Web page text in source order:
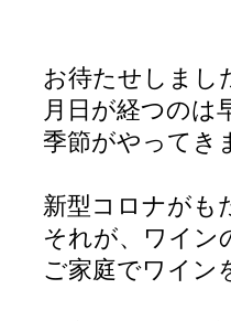
待たせしまし
日が経つのは早
節がやってき
型コロナがもた
れが、ワインの
家庭でワインを